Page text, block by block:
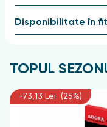
netedă. Uleiul
de acerolă
pielii un aspect
Disponibilitate în
TOPUL
-73,13 Lei (25%)